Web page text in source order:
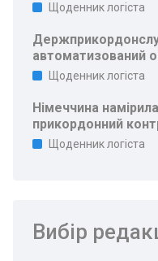
Щоденник логіста
автоматизований
Щоденник логіста
Німеччина
прикордонний
Щоденник логіста
Вибір